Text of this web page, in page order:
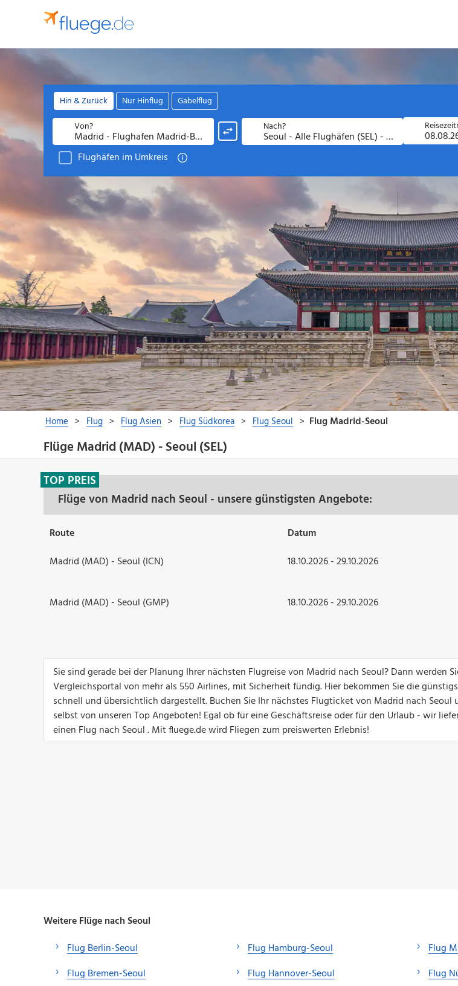
Flüge Madrid (MAD) - Seoul (SEL)
Flüge von Madrid nach Seoul - unsere günstigsten Angebote:
TOP PREIS
Route Datum
Madrid (MAD) - Seoul (ICN)
18.10.2026 - 29.10.2026
Madrid (MAD) - Seoul (GMP) 18.10.2026 - 29.10.2026
Sie sind gerade bei der Planung Ihrer nächsten Flugreise von Madrid nach Seoul? Dann werden
Vergleichsportal von mehr als 550 Airlines, mit Sicherheit fündig. Hier bekommen Sie die
schnell und übersichtlich dargestellt. Buchen Sie Ihr nächstes Flugticket von Madrid nach Seoul
selbst von unseren Top Angeboten! Egal ob für eine Geschäftsreise oder für den Urlaub - wir
einen Flug nach Seoul . Mit fluege.de wird Fliegen zum preiswerten Erlebnis!
Weitere Flüge nach Seoul
Flug Berlin-Seoul
Flug Bremen-Seoul
Flug Hamburg-Seoul
Flug Hannover-Seoul
Flug
Flug